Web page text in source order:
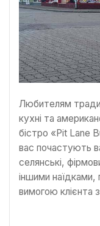
Любителям
кухні та
бістро «Pit Lane
вас почастують
селянські,
іншими
вимогою клієнта